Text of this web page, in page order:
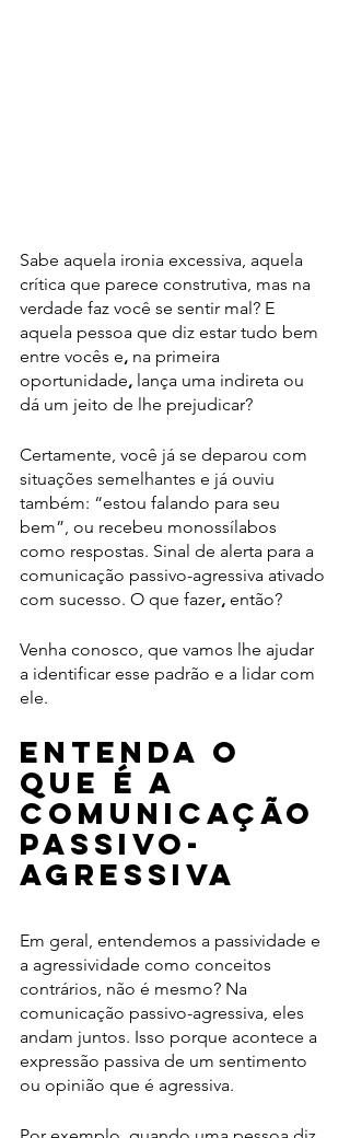
Sabe aquela ironia excessiva, aquela
crítica que parece construtiva, mas na
verdade faz você se sentir mal? E
aquela pessoa que diz estar tudo bem
entre vocês e, na primeira
oportunidade, lança uma indireta ou
dá um jeito de lhe prejudicar?
Certamente, você já se deparou com
situações semelhantes e já ouviu
também: “estou falando para seu
bem”, ou recebeu monossílabos
como respostas. Sinal de alerta para a
comunicação passivo-agressiva ativado
com sucesso. O que fazer, então?
Venha conosco, que vamos lhe ajudar
a identificar esse padrão e a lidar com
ele.
Entenda o
que é a
comunicação
passivo-
agressiva
Em geral, entendemos a passividade e
a agressividade como conceitos
contrários, não é mesmo? Na
comunicação passivo-agressiva, eles
andam juntos. Isso porque acontece a
expressão passiva de um sentimento
ou opinião que é agressiva.